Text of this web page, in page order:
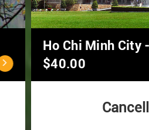
Ho Chi Minh City - C
$40.00